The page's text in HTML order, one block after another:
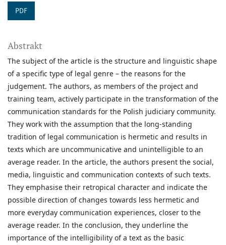
PDF
Abstrakt
The subject of the article is the structure and linguistic shape
of a specific type of legal genre – the reasons for the
judgement. The authors, as members of the project and
training team, actively participate in the transformation of the
communication standards for the Polish judiciary community.
They work with the assumption that the long-standing
tradition of legal communication is hermetic and results in
texts which are uncommunicative and unintelligible to an
average reader. In the article, the authors present the social,
media, linguistic and communication contexts of such texts.
They emphasise their retropical character and indicate the
possible direction of changes towards less hermetic and
more everyday communication experiences, closer to the
average reader. In the conclusion, they underline the
importance of the intelligibility of a text as the basic